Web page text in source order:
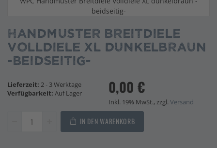
beidseitig-
Anfang
der
Bildgalerie
springen
Handmuster Breitdiele
Volldiele XL dunkelbraun
-beidseitig-
Lieferzeit: 2 - 3 Werktage
Verfügbarkeit: Auf Lager 0,00 €
Inkl. 19% MwSt., zzgl. Versand
IN DEN WARENKORB